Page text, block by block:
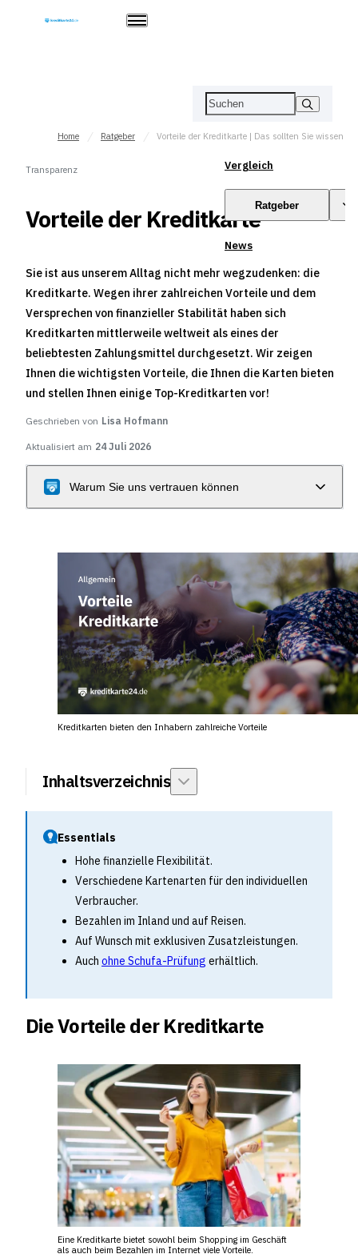
Vergleich
Ratgeber
News
Home Ratgeber Vorteile der Kreditkarte | Das sollten Sie wissen
Transparenz
Vorteile der Kreditkarte
Sie ist aus unserem Alltag nicht mehr wegzudenken: die
Kreditkarte. Wegen ihrer zahlreichen Vorteile und dem
Versprechen von finanzieller Stabilität haben sich
Kreditkarten mittlerweile weltweit als eines der
beliebtesten Zahlungsmittel durchgesetzt. Wir zeigen
Ihnen die wichtigsten Vorteile, die Ihnen die Karten bieten
und stellen Ihnen einige Top-Kreditkarten vor!
Geschrieben von Lisa Hofmann
Aktualisiert am 24 Juli 2026
Warum Sie uns vertrauen können
Kreditkarten bieten den Inhabern zahlreiche Vorteile
Inhaltsverzeichnis
Essentials
Hohe finanzielle Flexibilität.
Verschiedene Kartenarten für den individuellen
Verbraucher.
Bezahlen im Inland und auf Reisen.
Auf Wunsch mit exklusiven Zusatzleistungen.
Auch ohne Schufa-Prüfung erhältlich.
Die Vorteile der Kreditkarte
Eine Kreditkarte bietet sowohl beim Shopping im Geschäft
als auch beim Bezahlen im Internet viele Vorteile.